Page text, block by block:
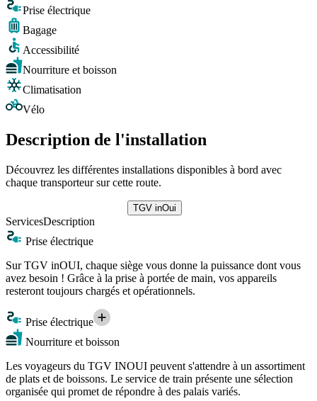
Prise électrique
Bagage
Accessibilité
Nourriture et boisson
Climatisation
Vélo
Description de l'installation
Découvrez les différentes installations disponibles à bord avec
chaque transporteur sur cette route.
TGV inOui
ServicesDescription
Prise électrique
Sur TGV inOUI, chaque siège vous donne la puissance dont vous
avez besoin ! Grâce à la prise à portée de main, vos appareils
resteront toujours chargés et opérationnels.
Prise électrique
Nourriture et boisson
Les voyageurs du TGV INOUI peuvent s'attendre à un assortiment
de plats et de boissons. Le service de train présente une sélection
organisée qui promet de répondre à des palais variés.